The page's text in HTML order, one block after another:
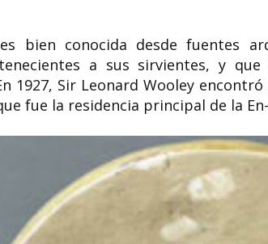
es bien conocida desde fuentes
a sus sirvientes, y
1927, Sir Leonard Wooley
fue la residencia principal de la
Clara de Lamotte
comprometida con la
formación de las mujeres